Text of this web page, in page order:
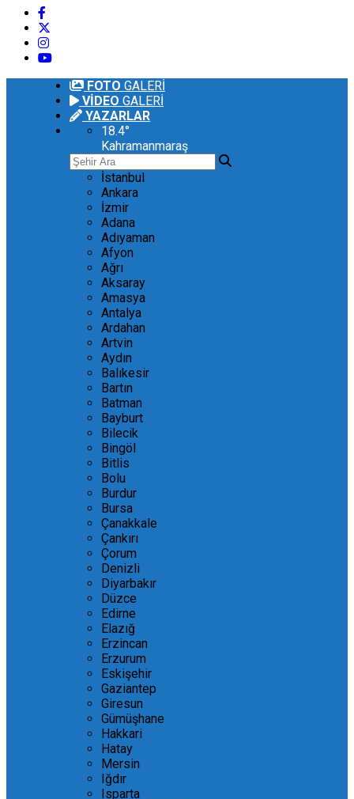
FOTO GALERİ
VİDEO GALERİ
YAZARLAR
18.4°
Kahramanmaraş
İstanbul
Ankara
İzmir
Adana
Adıyaman
Afyon
Ağrı
Aksaray
Amasya
Antalya
Ardahan
Artvin
Aydın
Balıkesir
Bartın
Batman
Bayburt
Bilecik
Bingöl
Bitlis
Bolu
Burdur
Bursa
Çanakkale
Çankırı
Çorum
Denizli
Diyarbakır
Düzce
Edirne
Elazığ
Erzincan
Erzurum
Eskişehir
Gaziantep
Giresun
Gümüşhane
Hakkari
Hatay
Mersin
Iğdır
Isparta